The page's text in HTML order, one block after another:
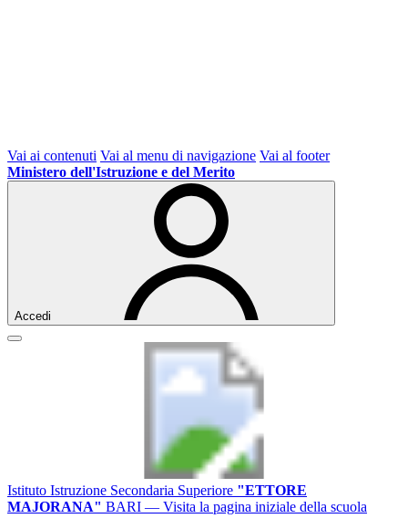
Vai ai contenuti Vai al menu di navigazione Vai al footer
Ministero dell'Istruzione e del Merito
Accedi
Istituto Istruzione Secondaria Superiore "ETTORE
MAJORANA" BARI — Visita la pagina iniziale della scuola